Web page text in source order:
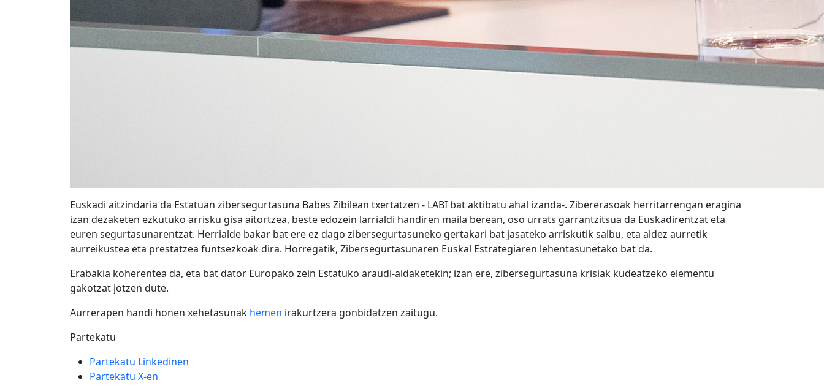
Euskadi aitzindaria da Estatuan zibersegurtasuna Babes Zibilean txertatzen - LABI bat aktibatu ahal izanda-. Zibererasoak herritarrengan eragina
izan dezaketen ezkutuko arrisku gisa aitortzea, beste edozein larrialdi handiren maila berean, oso urrats garrantzitsua da Euskadirentzat eta
euren segurtasunarentzat. Herrialde bakar bat ere ez dago zibersegurtasuneko gertakari bat jasateko arriskutik salbu, eta aldez aurretik
aurreikustea eta prestatzea funtsezkoak dira. Horregatik, Zibersegurtasunaren Euskal Estrategiaren lehentasunetako bat da.
Erabakia koherentea da, eta bat dator Europako zein Estatuko araudi-aldaketekin; izan ere, zibersegurtasuna krisiak kudeatzeko elementu
gakotzat jotzen dute.
Aurrerapen handi honen xehetasunak hemen irakurtzera gonbidatzen zaitugu.
Partekatu
Partekatu Linkedinen
Partekatu X-en